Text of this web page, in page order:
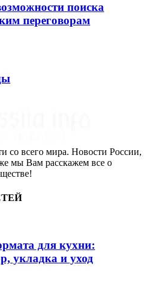
поиска
переговорам
со всего мира. Новости России,
мы Вам расскажем все о
для кухни:
укладка и уход